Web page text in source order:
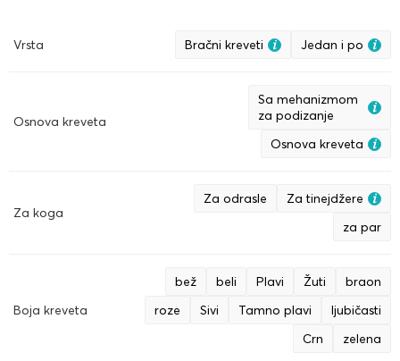
Vrsta Bračni kreveti Jedan i po
Osnova kreveta
Sa mehanizmom
za podizanje
Osnova kreveta
Za koga
Za odrasle
Za tinejdžere
za par
Boja kreveta
bež beli Plavi Žuti
braon
roze
Sivi Tamno plavi
ljubičasti
Crn
zelena